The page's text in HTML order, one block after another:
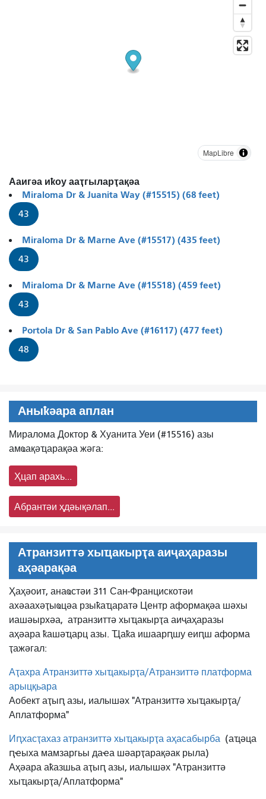
MapLibre
Ааигәа иҟоу ааҭгыларҭақәа
Miraloma Dr & Juanita Way (#15515) (68 feet)
43
Miraloma Dr & Marne Ave (#15517) (435 feet)
43
Miraloma Dr & Marne Ave (#15518) (459 feet)
43
Portola Dr & San Pablo Ave (#16117) (477 feet)
48
Аныҟәара аплан
Миралома Доктор & Хуанита Уеи (#15516) азы
амҩақәҵарақәа жәга:
Ҳцап арахь...
Абрантәи ҳдәықәлап...
Атранзиттә хыҵакырҭа аиҷаҳаразы
аҳәарақәа
Ҳаҳәоит, анаҩстәи 311 Сан-Францискотәи
ахәаахәҭыҩцәа рзыҟаҵаратә Центр аформақәа шәхы
иашәырхәа, атранзиттә хыҵакырҭа аиҷаҳаразы
аҳәара ҟашәҵарц азы. Ҵаҟа ишаарԥшу еиԥш аформа
ҭажәгал:
Аҭахра Атранзиттә хыҵакырҭа/Атранзиттә платформа
арыцқьара
Аобект аҭыԥ азы, иалышәх "Атранзиттә хыҵакырҭа/
Аплатформа"
Иԥхасҭахаз атранзиттә хыҵакырҭа аҳасабырба (аҵәца
ԥҽыха мамзаргьы даҽа шәарҭарақәак рыла)
Аҳәара аҟазшьа аҭыԥ азы, иалышәх "Атранзиттә
хыҵакырҭа/Аплатформа"